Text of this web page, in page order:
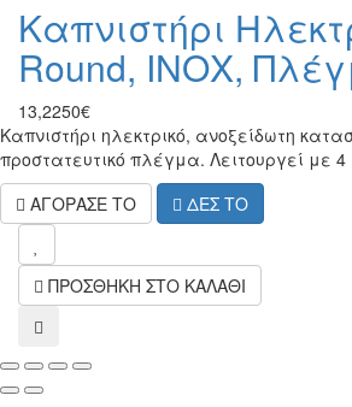
Καπνιστήρι
Round, ΙΝΟΧ,
13,2250€
Καπνιστήρι ηλεκτρικό, ανοξείδωτη
προστατευτικό πλέγμα. Λειτουργεί με 4
ΑΓΟΡΑΣΕ ΤΟ
ΔΕΣ ΤΟ
ΠΡΟΣΘΗΚΗ ΣΤΟ ΚΑΛΑΘΙ
compare